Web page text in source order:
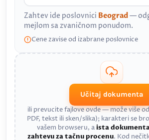
Zahtev ide poslovnici Beograd—
mejlom sa zvaničnom ponudom.
Cene zavise od izabrane poslovnice
Učitaj dokumenta
ili prevucite fajlove ovde — može više
PDF, tekst ili sken/slika); karakteri se
vašem browseru, aista
zahtevu za tačnu procenu. Kod